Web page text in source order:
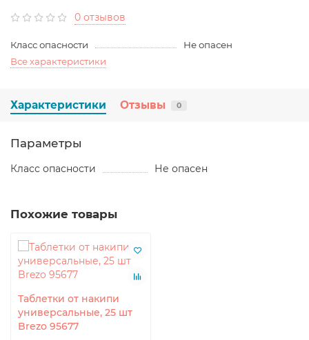
0 отзывов
Класс опасности
Не опасен
Все характеристики
Характеристики Отзывы 0
Параметры
Класс опасности Не опасен
Похожие товары
Таблетки от накипи
универсальные, 25 шт
Brezo 95677